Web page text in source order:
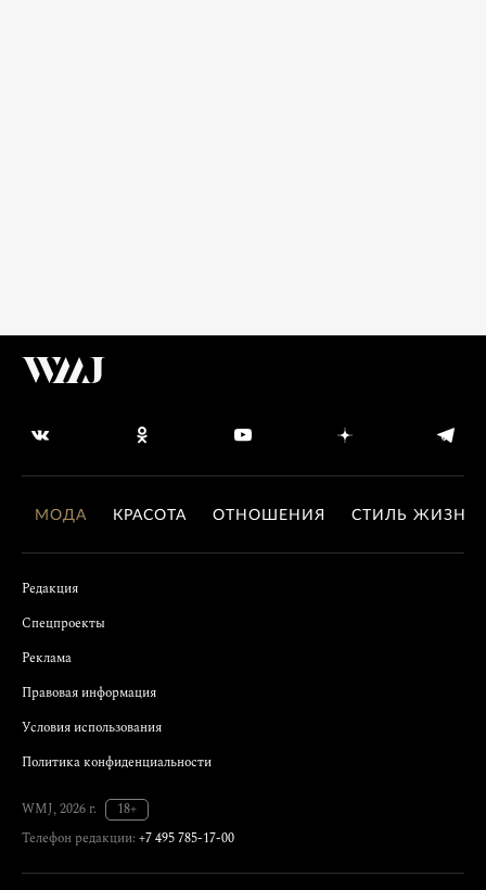
МОДА КРАСОТА ОТНОШЕНИЯ СТИЛЬ ЖИЗНИ
Редакция
Спецпроекты
Реклама
Правовая информация
Условия использования
Политика конфиденциальности
WMJ, 2026 г.
18+
Телефон редакции: +7 495 785-17-00